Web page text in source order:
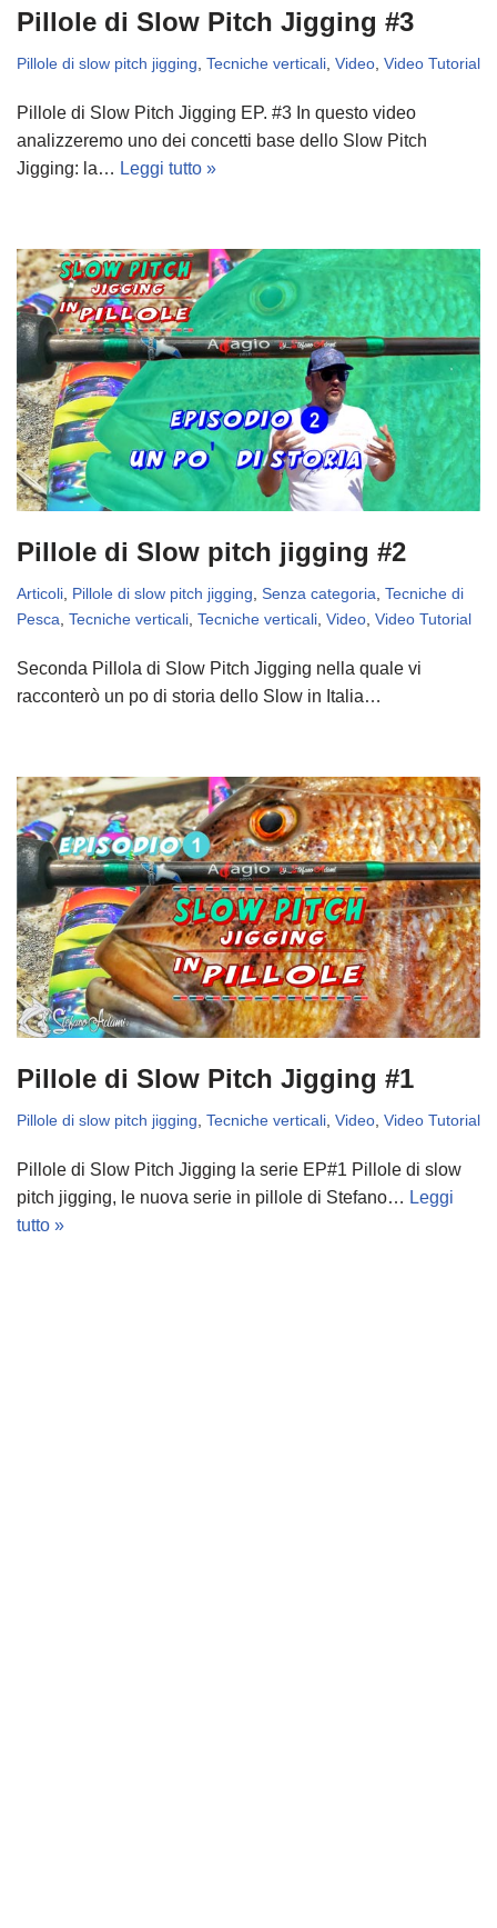
Pillole di Slow Pitch Jigging #3
Pillole di slow pitch jigging, Tecniche verticali, Video, Video Tutorial
Pillole di Slow Pitch Jigging EP. #3 In questo video
analizzeremo uno dei concetti base dello Slow Pitch
Jigging: la… Leggi tutto »
Pillole di Slow pitch jigging #2
Articoli Pillole di slow pitch jigging Senza categoria Tecniche di
Pesca Tecniche verticali Tecniche verticali Video Video Tutorial
Seconda Pillola di Slow Pitch Jigging nella quale vi
racconterò un po di storia dello Slow in Italia…
Pillole di Slow Pitch Jigging #1
Pillole di slow pitch jigging Tecniche verticali Video Video Tutorial
Pillole di Slow Pitch Jigging la serie EP#1 Pillole di slow
pitch jigging, le nuova serie in pillole di Stefano… Leggi
tutto »